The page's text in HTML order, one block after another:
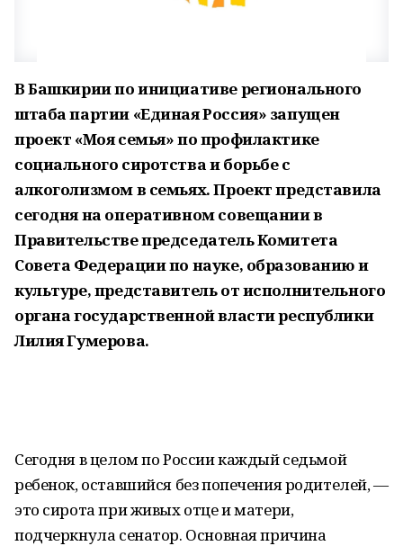
В Башкирии по инициативе регионального
штаба партии «Единая Россия» запущен
проект «Моя семья» по профилактике
социального сиротства и борьбе с
алкоголизмом в семьях. Проект представила
сегодня на оперативном совещании в
Правительстве председатель Комитета
Совета Федерации по науке, образованию и
культуре, представитель от исполнительного
органа государственной власти республики
Лилия Гумерова.
Сегодня в целом по России каждый седьмой
ребенок, оставшийся без попечения родителей, —
это сирота при живых отце и матери,
подчеркнула сенатор. Основная причина